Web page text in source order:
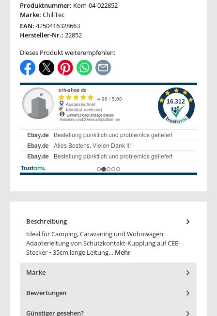
Produktnummer: Kom-04-022852
Marke: ChiliTec
EAN: 4250416328663
Hersteller-Nr.: 22852
Dieses Produkt weiterempfehlen:
Beschreibung
Ideal für Camping, Caravaning und Wohnwagen:
Adapterleitung von Schutzkontakt-Kupplung auf CEE-
Stecker • 35cm lange Leitung… Mehr
Marke
Bewertungen
Günstiger gesehen?